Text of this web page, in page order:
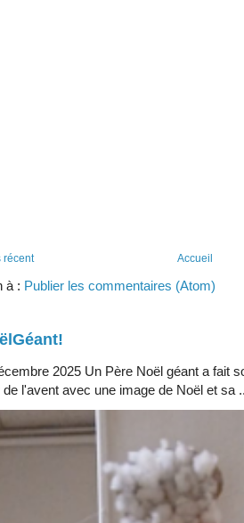
récent Accueil
à : Publier les commentaires (Atom)
2025 Un Père Noël géant a fait
de l'avent avec une image de Noël et sa